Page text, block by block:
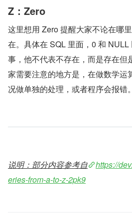
Z：Zero
这里想用 Zero 提醒大家不论在哪
在。具体在 SQL 里面，0 和
事，他不代表不存在，而是存在但
家需要注意的地方是，在做数学运
况做单独的处理，或者程序会报错。
说明：部分内容参考自
https://
eries-from-a-to-z-2pk9